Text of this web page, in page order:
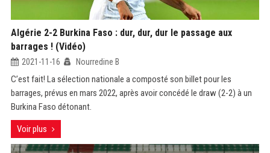
Algérie 2-2 Burkina Faso : dur, dur, dur le passage aux
barrages ! (Vidéo)
2021-11-16 Nourredine B
C’est fait! La sélection nationale a composté son billet pour les
barrages, prévus en mars 2022, après avoir concédé le draw (2-2) à un
Burkina Faso détonant.
Voir plus